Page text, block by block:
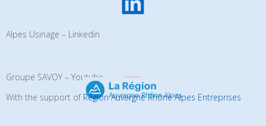
Alpes Usinage – Linkedin
Groupe SAVOY – Youtube
With the support of Région Auvergne Rhône Alpes Entreprises